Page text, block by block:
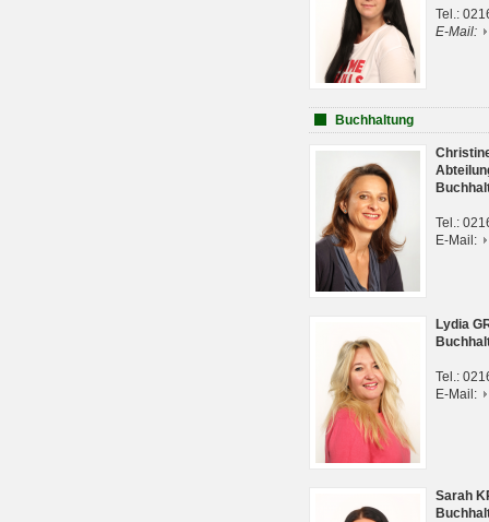
Tel.:
E-Mail:
Buchhaltung
Tel.:
E-Mail:
Lydia
Tel.:
E-Mail:
Sarah